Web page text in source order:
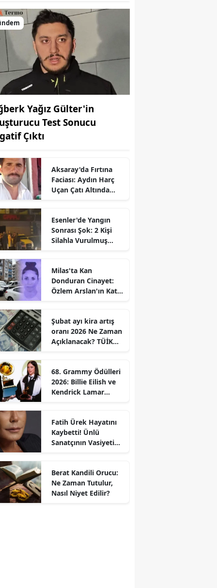
Yağız Gülter'in
Test Sonucu
Çıktı
Aksaray'da Fırtına
Faciası: Aydın Harç
Uçan Çatı Altında
Esenler'de Yangın
Sonrası Şok: 2 Kişi
Silahla Vurulmuş
Milas'ta Kan
Donduran Cinayet:
Özlem Arslan'ın Katili
Şubat ayı kira artış
oranı 2026 Ne Zaman
Açıklanacak? TÜİK
68. Grammy Ödülleri
2026: Billie Eilish ve
Kendrick Lamar
Fatih Ürek Hayatını
Kaybetti! Ünlü
Sanatçının Vasiyeti
Berat Kandili Orucu:
Ne Zaman Tutulur,
Nasıl Niyet Edilir?